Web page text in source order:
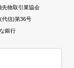
物取引業協会
信)第36号
銀行